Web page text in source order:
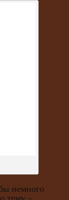
немного
тему –